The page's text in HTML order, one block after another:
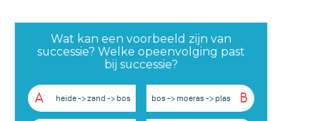
Wat kan een voorbeeld zijn van
successie? Welke opeenvolging past
bij successie?
A heide -> zand -> bos B
bos -> moeras -> plas